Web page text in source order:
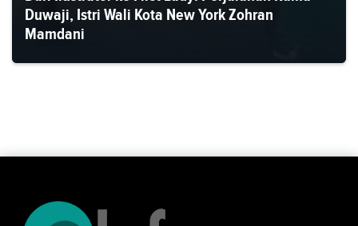
Duwaji, Istri Wali Kota New York Zohran
Mamdani